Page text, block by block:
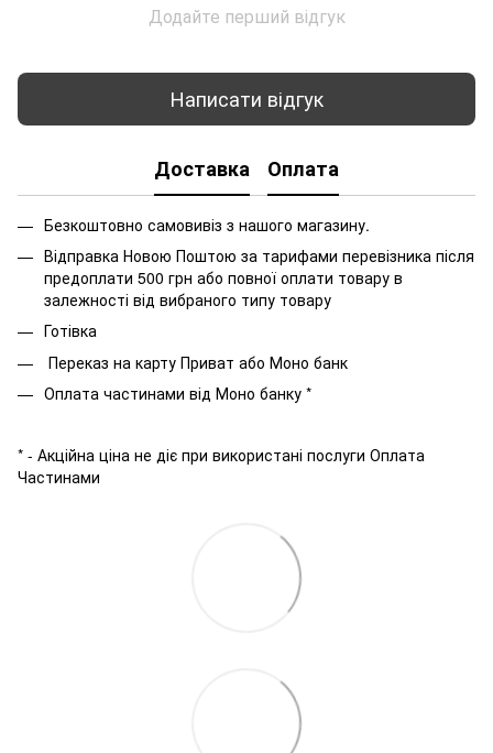
Додайте перший відгук
Написати відгук
Доставка Оплата
Безкоштовно самовивіз з нашого магазину.
Відправка Новою Поштою за тарифами перевізника після
предоплати 500 грн або повної оплати товару в
залежності від вибраного типу товару
Готівка
Переказ на карту Приват або Моно банк
Оплата частинами від Моно банку *
* - Акційна ціна не діє при використані послуги Оплата
Частинами